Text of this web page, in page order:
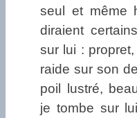
seul et même
diraient
sur lui :
raide sur son
poil lustré,
je tombe sur